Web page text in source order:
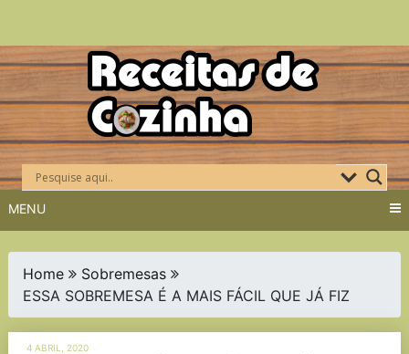
Skip
to
content
MENU
Home
Sobremesas
ESSA SOBREMESA É A MAIS FÁCIL QUE JÁ FIZ
4 ABRIL, 2020